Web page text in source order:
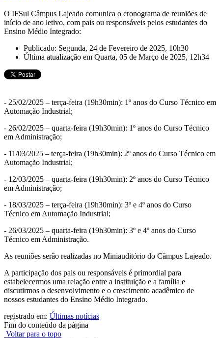
O IFSul Câmpus Lajeado comunica o cronograma de reuniões de
início de ano letivo, com pais ou responsáveis pelos estudantes do
Ensino Médio Integrado:
Publicado: Segunda, 24 de Fevereiro de 2025, 10h30
Última atualização em Quarta, 05 de Março de 2025, 12h34
- 25/02/2025 – terça-feira (19h30min): 1º anos do Curso Técnico em
Automação Industrial;
- 26/02/2025 – quarta-feira (19h30min): 1º anos do Curso Técnico
em Administração;
- 11/03/2025 – terça-feira (19h30min): 2º anos do Curso Técnico em
Automação Industrial;
- 12/03/2025 – quarta-feira (19h30min): 2º anos do Curso Técnico
em Administração;
- 18/03/2025 – terça-feira (19h30min): 3º e 4º anos do Curso
Técnico em Automação Industrial;
- 26/03/2025 – quarta-feira (19h30min): 3º e 4º anos do Curso
Técnico em Administração.
As reuniões serão realizadas no Miniauditório do Câmpus Lajeado.
A participação dos pais ou responsáveis é primordial para
estabelecermos uma relação entre a instituição e a família e
discutirmos o desenvolvimento e o crescimento acadêmico de
nossos estudantes do Ensino Médio Integrado.
registrado em: Últimas notícias
Fim do conteúdo da página
Voltar para o topo